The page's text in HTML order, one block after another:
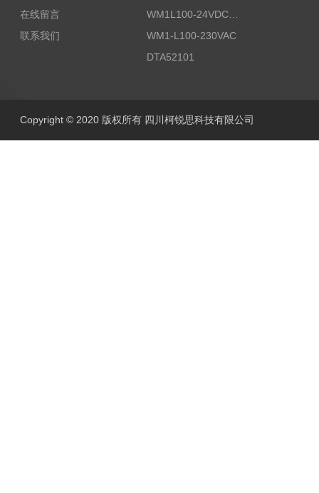
在线留言
联系我们
WM1L100-24VDC/T5X
WM1-L100-230VAC
DTA52101
Copyright © 2020 版权所有 四川柯锐思科技有限公司